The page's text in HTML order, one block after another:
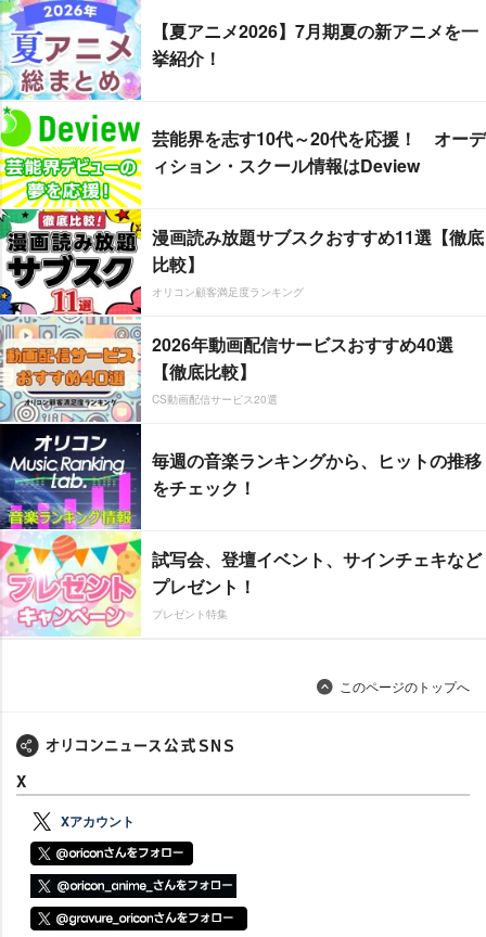
【夏アニメ2026】7月期夏の新アニメを一
挙紹介！
芸能界を志す10代～20代を応援！ オーデ
ィション・スクール情報はDeview
漫画読み放題サブスクおすすめ11選【徹底
比較】
オリコン顧客満足度ランキング
2026年動画配信サービスおすすめ40選
【徹底比較】
CS動画配信サービス20選
毎週の音楽ランキングから、ヒットの推移
をチェック！
試写会、登壇イベント、サインチェキなど
プレゼント！
プレゼント特集
このページのトップへ
X
Xアカウント